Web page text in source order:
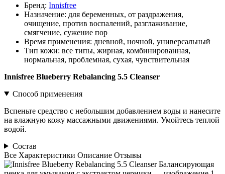
Бренд: Innisfree
Назначение: для беременных, от раздражения,
очищение, против воспалений, разглаживание,
смягчение, сужение пор
Время применения: дневной, ночной, универсальный
Тип кожи: все типы, жирная, комбинированная,
нормальная, проблемная, сухая, чувствительная
Innisfree Blueberry Rebalancing 5.5 Cleanser
Способ применения
Вспеньте средство с небольшим добавлением воды и нанесите
на влажную кожу массажными движениями. Умойтесь теплой
водой.
Состав
Все Характеристики Описание Отзывы